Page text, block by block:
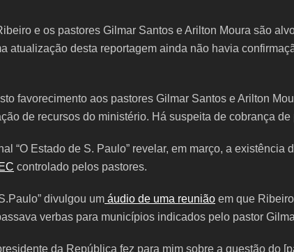
e os pastores Gilmar Santos e Arilton Moura são
atualização desta reportagem ainda não havia
favorecimento aos pastores Gilmar Santos e Arilton
de recursos do ministério. Há suspeita de cobrança de
“O Estado de S. Paulo” revelar, em março, a existência
controlado pelos pastores.
divulgou um áudio de uma reunião em que
verbas para municípios indicados pelo pastor
da República fez para mim sobre a questão do